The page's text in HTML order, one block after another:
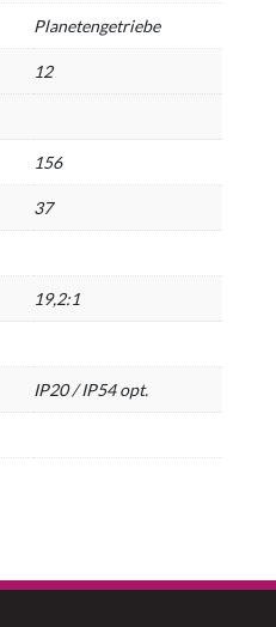
Planetengetriebe
12
156
37
19,2:1
IP20 / IP54 opt.